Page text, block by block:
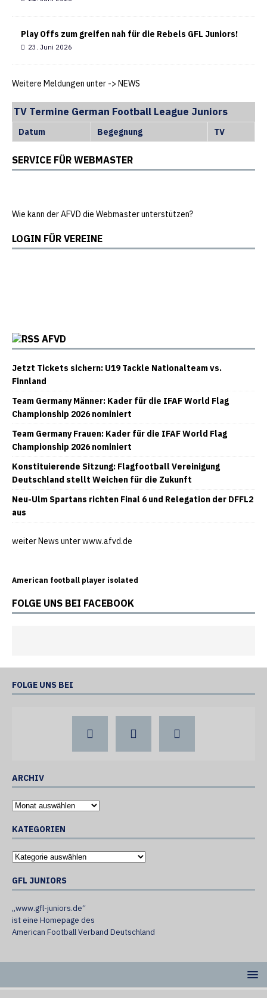
Play Offs zum greifen nah für die Rebels GFL Juniors!
23. Juni 2026
Weitere Meldungen unter -> NEWS
TV Termine German Football League Juniors
Datum Begegnung TV
SERVICE FÜR WEBMASTER
Wie kann der AFVD die Webmaster unterstützen?
LOGIN FÜR VEREINE
AFVD
Jetzt Tickets sichern: U19 Tackle Nationalteam vs.
Finnland
Team Germany Männer: Kader für die IFAF World Flag
Championship 2026 nominiert
Team Germany Frauen: Kader für die IFAF World Flag
Championship 2026 nominiert
Konstituierende Sitzung: Flagfootball Vereinigung
Deutschland stellt Weichen für die Zukunft
Neu-Ulm Spartans richten Final 6 und Relegation der DFFL2
aus
weiter News unterwww.afvd.de
American football player isolated
FOLGE UNS BEI FACEBOOK
FOLGE UNS BEI
ARCHIV
KATEGORIEN
GFL JUNIORS
„www.gfl-juniors.de“
ist eine Homepage des
American Football Verband Deutschland